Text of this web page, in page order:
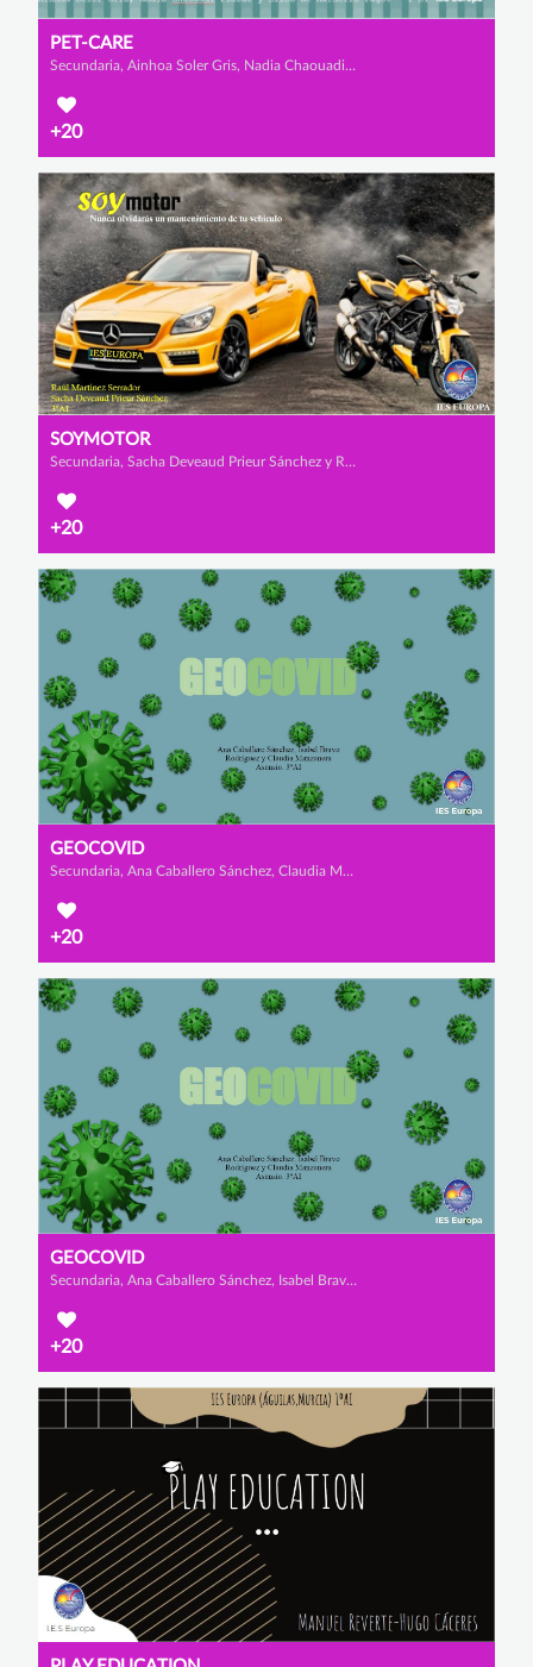
PET-CARE
Secundaria, Ainhoa Soler Gris, Nadia Chaouadi Plazas y Lilou de Marneffe Fagot
+20
SOYMOTOR
Secundaria, Sacha Deveaud Prieur Sánchez y Raúl Martínez Serrador
+20
GEOCOVID
Secundaria, Ana Caballero Sánchez, Claudia Manzanera Asensio y Isabel Bravo Rodríguez
+20
GEOCOVID
Secundaria, Ana Caballero Sánchez, Isabel Bravo Rodríguez y Claudia Manzanero Asensio
+20